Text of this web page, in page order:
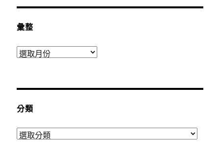
彙整
彙
分類
分